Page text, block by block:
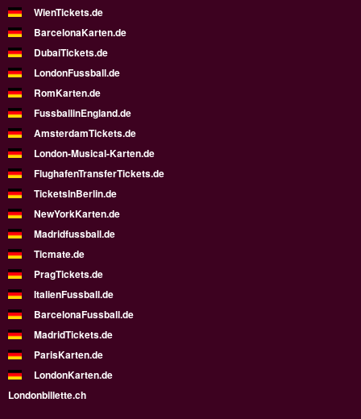
WienTickets.de
BarcelonaKarten.de
DubaiTickets.de
LondonFussball.de
RomKarten.de
FussballinEngland.de
AmsterdamTickets.de
London-Musical-Karten.de
FlughafenTransferTickets.de
TicketsInBerlin.de
NewYorkKarten.de
Madridfussball.de
Ticmate.de
PragTickets.de
ItalienFussball.de
BarcelonaFussball.de
MadridTickets.de
ParisKarten.de
LondonKarten.de
Londonbillette.ch